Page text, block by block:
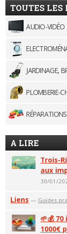
TOUTES LES
AUDIO-VIDÉO
JARDINAGE,
PLOMBERIE-
A LIRE
Trois-
aux
30/01/
Liens — Guides
🌱💰
1000€